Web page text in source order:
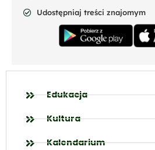
Udostępniaj treści znajomym
Edukacja
Kultura
Kalendarium